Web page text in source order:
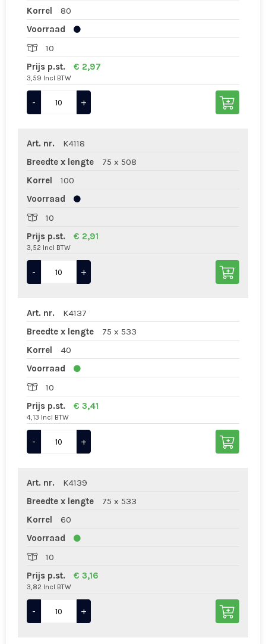
Korrel
80
Voorraad
10
Prijs p.st.
€ 2,97
3,59 Incl BTW
- +
Art. nr.
K4118
Breedte x lengte
75 x 508
Korrel
100
Voorraad
10
Prijs p.st.
€ 2,91
3,52 Incl BTW
- +
Art. nr.
K4137
Breedte x lengte
75 x 533
Korrel
40
Voorraad
10
Prijs p.st.
€ 3,41
4,13 Incl BTW
- +
Art. nr.
K4139
Breedte x lengte
75 x 533
Korrel
60
Voorraad
10
Prijs p.st.
€ 3,16
3,82 Incl BTW
- +